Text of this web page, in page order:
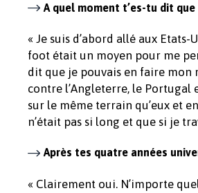
A quel moment t’es-tu dit
« Je suis d’abord allé aux
foot était un moyen pour me
dit que je pouvais en faire mon
contre l’Angleterre, le Portugal
sur le même terrain qu’eux et
n’était pas si long et que si je
Après tes quatre années
« Clairement oui. N’importe